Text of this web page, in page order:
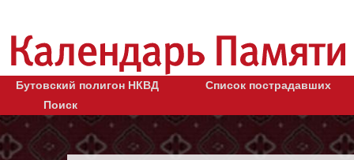
Бутовский полигон НКВД
Список пострадавших
Поиск